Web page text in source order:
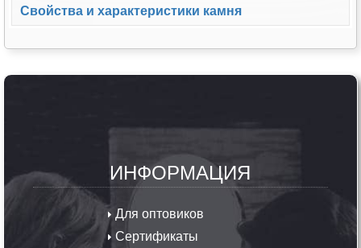
Свойства и характеристики камня
ИНФОРМАЦИЯ
Для оптовиков
Сертификаты